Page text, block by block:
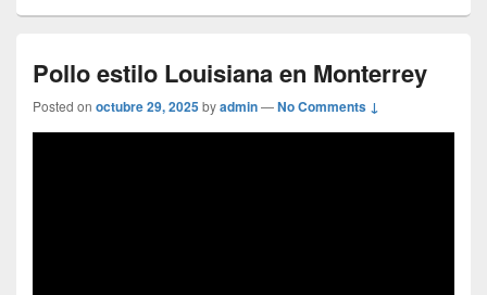
Pollo estilo Louisiana en Monterrey
Posted on octubre 29, 2025byadmin—No Comments ↓